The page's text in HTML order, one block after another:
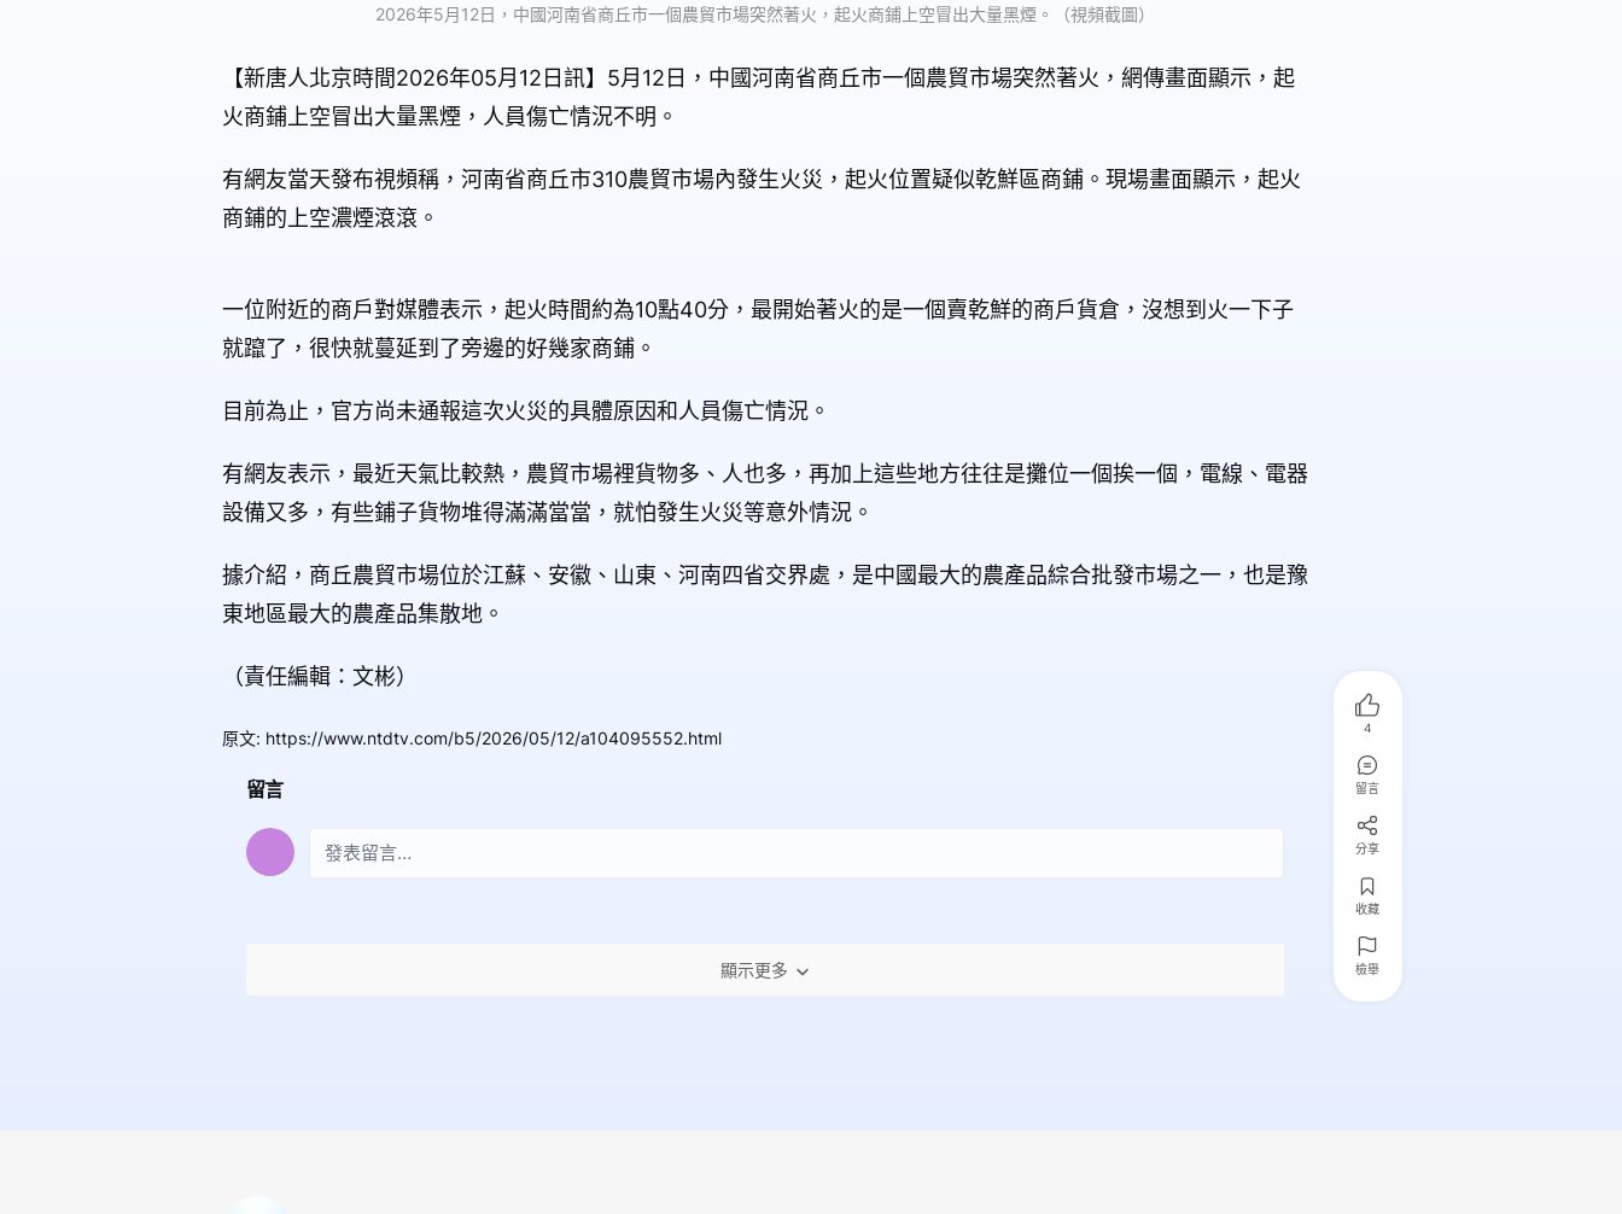
2026年5月12日，中國河南省商丘市一個農貿市場突然著火，起火商鋪上空冒出大量黑煙。（視頻截圖）
【新唐人北京時間2026年05月12日訊】5月12日，中國河南省商丘市一個農貿市場突然著火，網傳畫面顯示，起
火商鋪上空冒出大量黑煙，人員傷亡情況不明。
有網友當天發布視頻稱，河南省商丘市310農貿市場內發生火災，起火位置疑似乾鮮區商鋪。現場畫面顯示，起火
商鋪的上空濃煙滾滾。
一位附近的商戶對媒體表示，起火時間約為10點40分，最開始著火的是一個賣乾鮮的商戶貨倉，沒想到火一下子
就躥了，很快就蔓延到了旁邊的好幾家商鋪。
目前為止，官方尚未通報這次火災的具體原因和人員傷亡情況。
有網友表示，最近天氣比較熱，農貿市場裡貨物多、人也多，再加上這些地方往往是攤位一個挨一個，電線、電器
設備又多，有些鋪子貨物堆得滿滿當當，就怕發生火災等意外情況。
據介紹，商丘農貿市場位於江蘇、安徽、山東、河南四省交界處，是中國最大的農產品綜合批發市場之一，也是豫
東地區最大的農產品集散地。
（責任編輯：文彬）
原文: https://www.ntdtv.com/b5/2026/05/12/a104095552.html
留言
顯示更多
4
留言
分享
收藏
檢舉